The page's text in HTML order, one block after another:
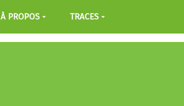
À PROPOS TRACES